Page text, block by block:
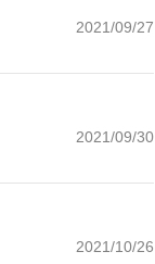
2021/09/27
2021/09/30
2021/10/26